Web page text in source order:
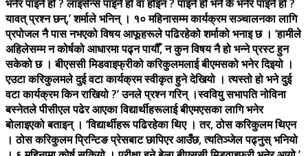
भनेर पाइने हो ? लाइसेन्स पाइने हो वा होइन ? पाइने हो भने के भनेर पाइने हो ?
यावत् प्रश्न छन्,’ शर्माले भनिन् । १० महिनासम्म कार्यक्रम सञ्चालनका लागि
प्रपोजल नै पास नभएको विषय आफूहरूले पढिरहेको शर्माको भनाइ छ । ‘हामीले
अहिलेसम्म न कोर्षको आधारमा पढ्न पायौँ, न कुन विषय नै हो भन्ने प्रस्ट हुन
सकेको छ । बीएससी मिडवाइफ्रीको करिकुलमलाई बीएमसको भनेर दिइयो ।
एउटा करिकुलमले दुई वटा कार्यक्रम स्वीकृत हुने देखियो । त्यस्तो हो भने दुई
वटा कार्यक्रम किन राखियो ?’ उनले प्रश्न गरिन् ।स्ववियु सभापति नोविना
बस्नेतले पीसीएल पढेर आएका विद्यार्थीहरूलाई बीएमएसका लागि भनेर
बोलाइएको बताइन् । ‘विद्यार्थीहरू पढिरहेका थिए । तर, ठोस करिकुलम थिएन
। ठोस करिकुलम प्रिन्टिङ प्रेसबाट छापिएर आउँछ, त्यतिञ्जेल पढ्नुस् भनियो